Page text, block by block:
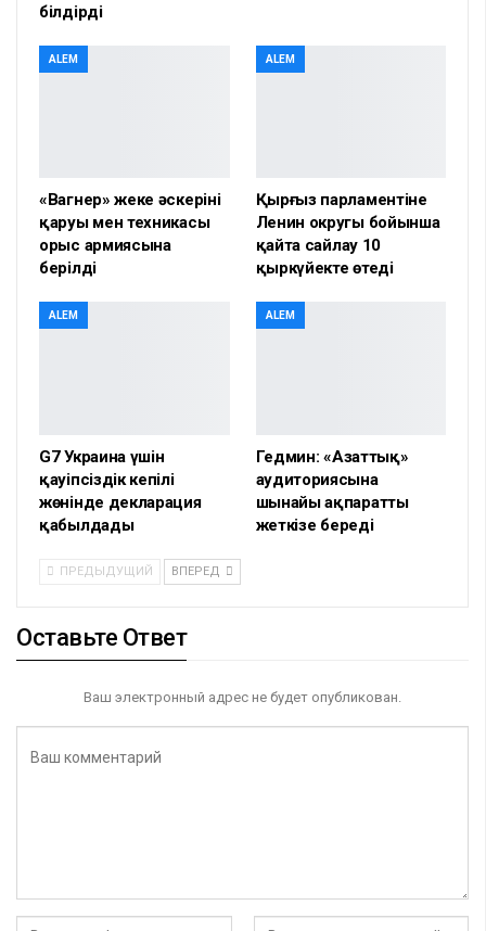
білдірді
ALEM
«Вагнер» жеке әскерінің
қаруы мен техникасы
орыс армиясына
берілді
ALEM
Қырғыз парламентіне
Ленин округы бойынша
қайта сайлау 10
қыркүйекте өтеді
ALEM
G7 Украина үшін
қауіпсіздік кепілі
жөнінде декларация
қабылдады
ALEM
Гедмин: «Азаттық»
аудиториясына
шынайы ақпаратты
жеткізе береді
ПРЕДЫДУЩИЙ ВПЕРЕД
Оставьте Ответ
Ваш электронный адрес не будет опубликован.